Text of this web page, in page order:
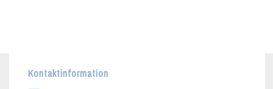
Kontaktinformation